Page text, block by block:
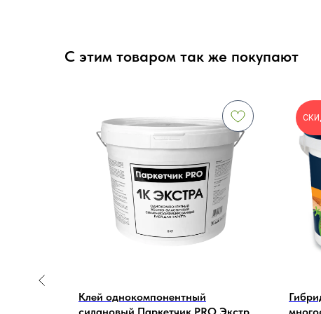
С этим товаром так же покупают
Клей однокомпонентный